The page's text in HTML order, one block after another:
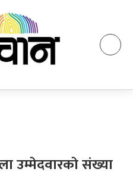
उम्मेदवारकाे संख्या